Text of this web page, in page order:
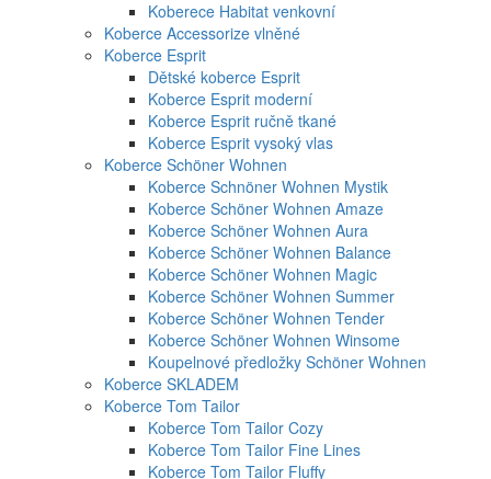
Koberece Habitat venkovní
Koberce Accessorize vlněné
Koberce Esprit
Dětské koberce Esprit
Koberce Esprit moderní
Koberce Esprit ručně tkané
Koberce Esprit vysoký vlas
Koberce Schöner Wohnen
Koberce Schnöner Wohnen Mystik
Koberce Schöner Wohnen Amaze
Koberce Schöner Wohnen Aura
Koberce Schöner Wohnen Balance
Koberce Schöner Wohnen Magic
Koberce Schöner Wohnen Summer
Koberce Schöner Wohnen Tender
Koberce Schöner Wohnen Winsome
Koupelnové předložky Schöner Wohnen
Koberce SKLADEM
Koberce Tom Tailor
Koberce Tom Tailor Cozy
Koberce Tom Tailor Fine Lines
Koberce Tom Tailor Fluffy